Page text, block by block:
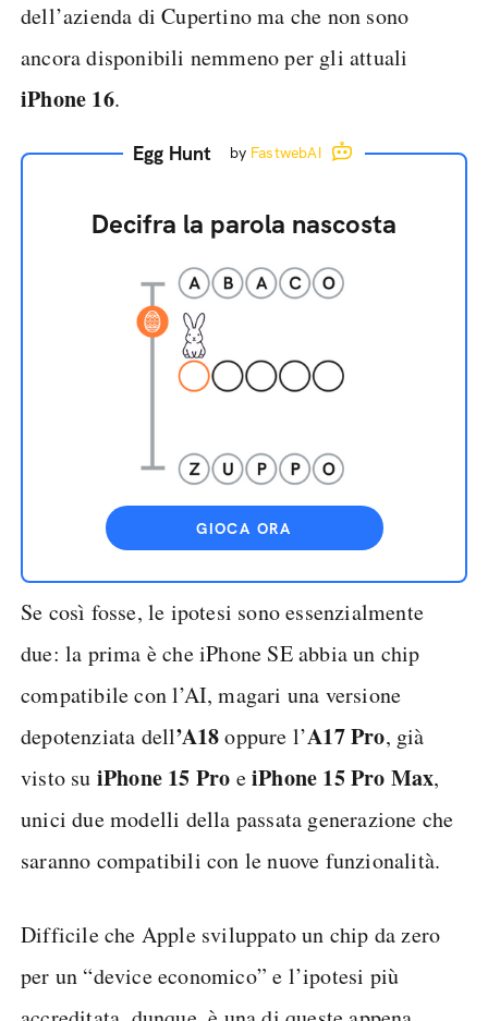
dell’azienda di Cupertino ma che non sono
ancora disponibili nemmeno per gli attuali
iPhone 16.
Egg Hunt by FastwebAI
Decifra la parola nascosta
GIOCA ORA
Se così fosse, le ipotesi sono essenzialmente
due: la prima è che iPhone SE abbia un chip
compatibile con l’AI, magari una versione
depotenziata dell’A18oppure l’A17 Pro, già
visto su iPhone 15 Pro eiPhone 15 Pro Max,
unici due modelli della passata generazione che
saranno compatibili con le nuove funzionalità.
Difficile che Apple sviluppato un chip da zero
per un “device economico” e l’ipotesi più